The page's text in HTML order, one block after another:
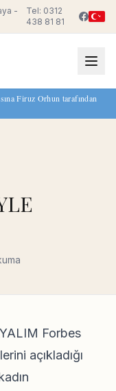
-
Tel: 0312
438 81 81
Firuz Orhun tarafından
Forbes
açıkladığı